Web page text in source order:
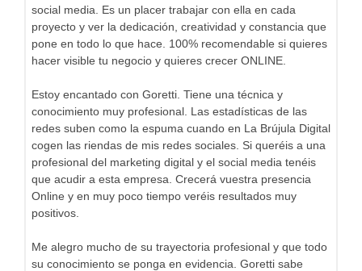
social media. Es un placer trabajar con ella en cada
proyecto y ver la dedicación, creatividad y constancia que
pone en todo lo que hace. 100% recomendable si quieres
hacer visible tu negocio y quieres crecer ONLINE.
Estoy encantado con Goretti. Tiene una técnica y
conocimiento muy profesional. Las estadísticas de las
redes suben como la espuma cuando en La Brújula Digital
cogen las riendas de mis redes sociales. Si queréis a una
profesional del marketing digital y el social media tenéis
que acudir a esta empresa. Crecerá vuestra presencia
Online y en muy poco tiempo veréis resultados muy
positivos.
Me alegro mucho de su trayectoria profesional y que todo
su conocimiento se ponga en evidencia. Goretti sabe